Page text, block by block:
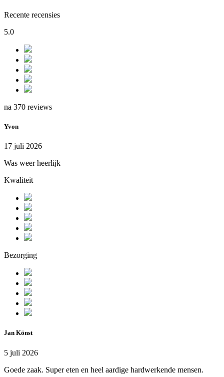
Recente recensies
5.0
na 370 reviews
Yvon
17 juli 2026
Was weer heerlijk
Kwaliteit
Bezorging
Jan Könst
5 juli 2026
Goede zaak. Super eten en heel aardige hardwerkende mensen.